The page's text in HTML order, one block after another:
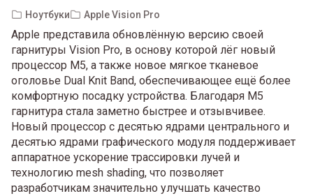
Ноутбуки Apple Vision Pro
Apple представила обновлённую версию своей
гарнитуры Vision Pro, в основу которой лёг новый
процессор M5, а также новое мягкое тканевое
оголовье Dual Knit Band, обеспечивающее ещё более
комфортную посадку устройства. Благодаря M5
гарнитура стала заметно быстрее и отзывчивее.
Новый процессор с десятью ядрами центрального и
десятью ядрами графического модуля поддерживает
аппаратное ускорение трассировки лучей и
технологию mesh shading, что позволяет
разработчикам значительно улучшать качество